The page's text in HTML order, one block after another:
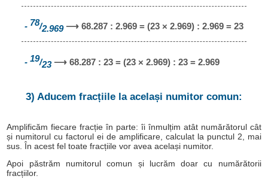
- 78/2.969 ⟶ 68.287 : 2.969 = (23 × 2.969) : 2.969 = 23
- 19/23 ⟶ 68.287 : 23 = (23 × 2.969) : 23 = 2.969
3) Aducem fracțiile la același numitor comun:
Amplificăm fiecare fracție în parte: îi înmulțim atât numărătorul cât
și numitorul cu factorul ei de amplificare, calculat la punctul 2, mai
sus. În acest fel toate fracțiile vor avea același numitor.
Apoi păstrăm numitorul comun și lucrăm doar cu numărătorii
fracțiilor.